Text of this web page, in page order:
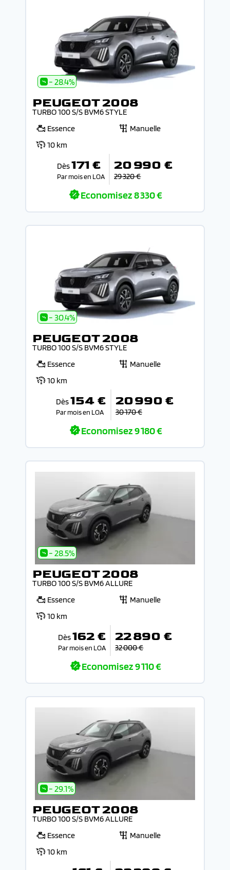
- 28.4%
PEUGEOT 2008
TURBO 100 S/S BVM6 STYLE
Essence
Manuelle
10 km
Dès171 €
Par mois en LOA
20 990 €
29 320 €
Economisez8 330 €
- 30.4%
PEUGEOT 2008
TURBO 100 S/S BVM6 STYLE
Essence
Manuelle
10 km
Dès154 €
Par mois en LOA
20 990 €
30 170 €
Economisez9 180 €
- 28.5%
PEUGEOT 2008
TURBO 100 S/S BVM6 ALLURE
Essence
Manuelle
10 km
Dès162 €
Par mois en LOA
22 890 €
32 000 €
Economisez9 110 €
- 29.1%
PEUGEOT 2008
TURBO 100 S/S BVM6 ALLURE
Essence
Manuelle
10 km